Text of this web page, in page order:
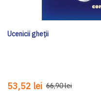
Ucenicii gheții
53,52 lei 66,90 lei